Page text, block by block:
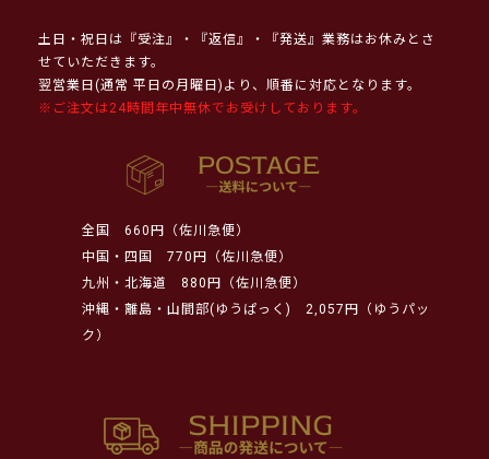
土日・祝日は『受注』・『返信』・『発送』業務はお休みとさ
せていただきます。
翌営業日(通常 平日の月曜日)より、順番に対応となります。
※ご注文は24時間年中無休でお受けしております。
全国
660円（佐川急便）
中国・四国
770円（佐川急便）
九州・北海道
880円（佐川急便）
沖縄・離島・山間部(ゆうぱっく)
2,057円（ゆうパッ
ク）